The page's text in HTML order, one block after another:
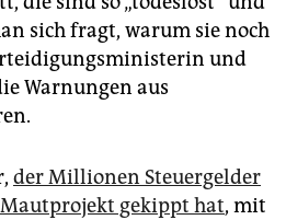
sich fragt, warum sie noch
und
Warnungen aus
der Millionen Steuergelder
gekippt hat, mit